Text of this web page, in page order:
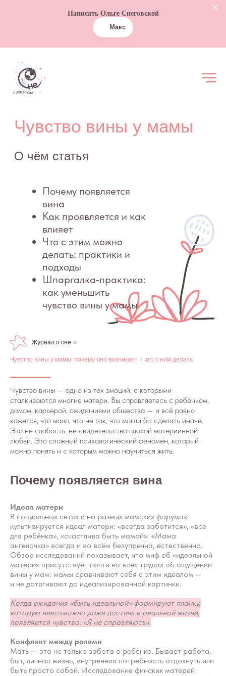
Написать Ольге Снеговской
Макс
Почему появляется
Как проявляется и как
подходы
Шпаргалка‑практика:
как уменьшить
чувство вины у мамы
Чувство вины у мамы
Журнал о сне »
Чувство вины у мамы: почему оно возникает и что с ним делать
Чувство вины — одна из тех эмоций, с которыми
сталкиваются многие матери. Вы справляетесь с ребёнком,
домом, карьерой, ожиданиями общества — и всё равно
кажется, что мало, что не так, что могли бы сделать иначе.
Это не слабость, не свидетельство плохой матери­­ин­ной
любви. Это сложный психологический феномен, который
можно понять и с которым можно научиться жить.
Почему появляется вина
Идеал матери
В социальных сетях и на разных мамских форумах
культивируется идеал матери: «всегда заботится», «всё
для ребёнка», «счастлива быть мамой». «Мама
ангелочка» всегда и во всём безупречна, естественно.
Обзор исследований показывает, что миф об «идеальной
матери» присутствует почти во всех трудах об ощущении
вины у мам: мамы сравнивают себя с этим идеалом —
и не дотягивают до идеализированной картинки.
Когда ожидания «быть идеальной» формируют планку,
которую невозможно даже достичь в реальной жизни,
появляется чувство: «Я не справляюсь».
Конфликт между ролями
Мать — это не только забота о ребёнке. Бывает работа,
быт, личная жизнь, внутренняя потребность отдохнуть или
быть просто собой. Исследование финских матерей